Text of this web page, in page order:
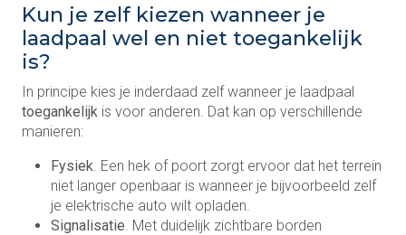
Kun je zelf kiezen wanneer je
laadpaal wel en niet toegankelijk
is?
In principe kies je inderdaad zelf wanneer je laadpaal
toegankelijk is voor anderen. Dat kan op verschillende
manieren:
Fysiek . Een hek of poort zorgt ervoor dat het terrein
niet langer openbaar is wanneer je bijvoorbeeld zelf
je elektrische auto wilt opladen.
Signalisatie . Met duidelijk zichtbare borden